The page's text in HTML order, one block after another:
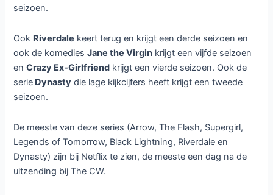
seizoen.
Ook Riverdale keert terug en krijgt een derde seizoen en
ook de komediesJane the Virgin krijgt een vijfde seizoen
enCrazy Ex-Girlfriend krijgt een vierde seizoen. Ook de
serie Dynasty die lage kijkcijfers heeft krijgt een tweede
seizoen.
De meeste van deze series (Arrow, The Flash, Supergirl,
Legends of Tomorrow, Black Lightning, Riverdale en
Dynasty) zijn bij Netflix te zien, de meeste een dag na de
uitzending bij The CW.